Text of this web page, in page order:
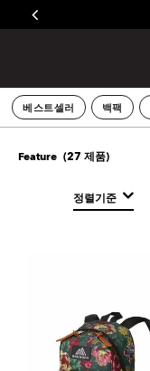
베스트셀러 백팩
Feature (27 제품)
정렬기준